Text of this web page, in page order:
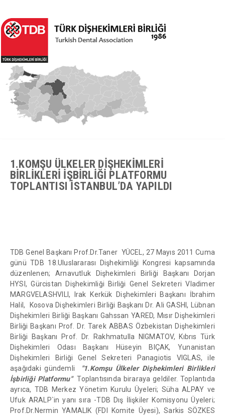
1.KOMŞU ÜLKELER DİŞHEKİMLERİ
BİRLİKLERİ İŞBİRLİĞİ PLATFORMU
TOPLANTISI İSTANBUL’DA YAPILDI
TDB Genel Başkanı Prof.Dr.Taner YÜCEL, 27 Mayıs 2011 Cuma
günü TDB 18.Uluslararası Dişhekimliği Kongresi kapsamında
düzenlenen; Arnavutluk Dişhekimleri Birliği Başkanı Dorjan
HYSI, Gürcistan Dişhekimliği Birliği Genel Sekreteri Vladimer
MARGVELASHVILI, Irak Kerkük Dişhekimleri Başkanı İbrahim
Halil, Kosova Dişhekimleri Birliği Başkanı Dr. Ali GASHI, Lübnan
Dişhekimleri Birliği Başkanı Gahssan YARED, Mısır Dişhekimleri
Birliği Başkanı Prof. Dr. Tarek ABBAS Özbekistan Dişhekimleri
Birliği Başkanı Prof. Dr. Rakhmatulla NIGMATOV, Kıbrıs Türk
Dişhekimleri Odası Başkanı Hüseyin BIÇAK, Yunanistan
Dişhekimleri Birliği Genel Sekreteri Panagiotis VIGLAS, ile
aşağıdaki gündemli
"1.Komşu Ülkeler Dişhekimleri Birlikleri
İşbirliği Platformu"Toplantısında biraraya geldiler. Toplantıda
ayrıca, TDB Merkez Yönetim Kurulu Üyeleri; Süha ALPAY ve
Ufuk ARALP`in yanı sıra -TDB Dış İlişkiler Komisyonu Üyeleri;
Prof.Dr.Nermin YAMALIK (FDI Komite Üyesi), Sarkis SÖZKES